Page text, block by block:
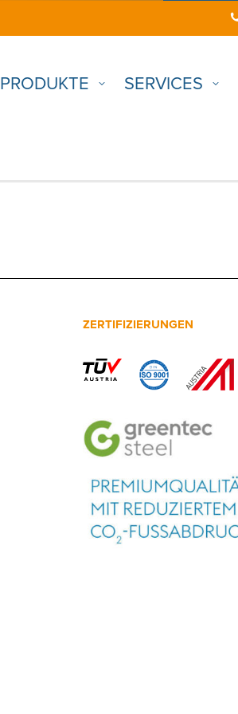
PRODUKTE SERVICES
ZERTIFIZIERUNGEN